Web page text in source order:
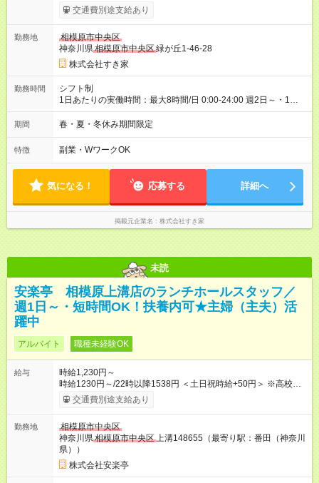
1532円 高校生時給：1225円 【特別手当】早朝手当（5：00-9：
00）時給+150円 【試用期間】試用期間あり 試用期間の長さ：1
30日（※条件変更なし）ですが、切り上げで一ヶ月とさせてい
ただきます。 研修制度あり：15時間(研修中も同時給）
交通費別途支給あり
勤務地
相模原市中央区
神奈川県相模原市中央区緑が丘1-46-28
株式会社すき家
勤務時間
シフト制
1日あたりの実働時間：最大8時間/日 0:00-24:00 週2日～・1日
2h～OK ＜シフト例＞ 〇朝帯 5:00-9:00 〇昼帯 9:00-14:00 〇午
後帯 14:00-18:00 〇夜帯 18:00-22:00 〇深夜帯 22:00-翌5:00 基
ます♪
期間 春・夏・冬休み期間限定
特徴 副業・WワークOK
気になる！ 応募する 詳細へ
掲載元企業名 株式会社すき家
未読
安楽亭 相模原上溝店のランチホールスタッフ／
週1日～・短時間OK！扶養内可★主婦（主夫）活
躍中
アルバイト 職種未経験OK
給与
時給1,230円～
時給1230円～/22時以降1538円 ＜土日祝時給+50円＞ ※高校生
時給1230円 【試用期間】試用期間あり 試用期間の長さ：12ヶ
月 雇用形態、給与は本採用時と同じです。 ※最大12ヶ月の間
交通費別途支給あり
勤務地
相模原市中央区
神奈川県相模原市中央区上溝148655（最寄り駅：番田（神奈川
県））
株式会社安楽亭